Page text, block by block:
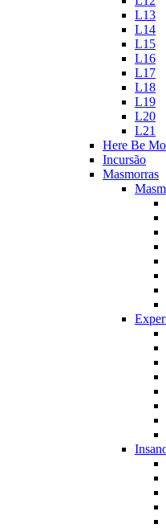
L13
L14
L15
L16
L17
L18
L19
L20
L21
Here Be
Incursão
Masmorras